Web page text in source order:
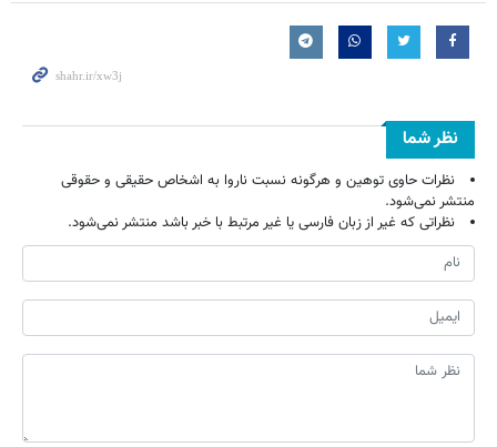
نظر شما
نظرات حاوی توهین و هرگونه نسبت ناروا به اشخاص حقیقی و حقوقی
منتشر نمی‌شود.
نظراتی که غیر از زبان فارسی یا غیر مرتبط با خبر باشد منتشر نمی‌شود.